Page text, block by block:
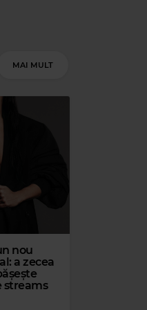
MIX
MAI MULT
nou
a zecea
streams